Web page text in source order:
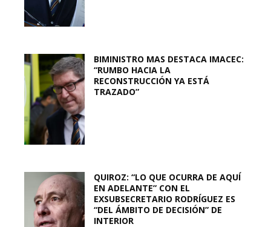
BIMINISTRO MAS DESTACA IMACEC:
“RUMBO HACIA LA
RECONSTRUCCIÓN YA ESTÁ
TRAZADO”
QUIROZ: “LO QUE OCURRA DE AQUÍ
EN ADELANTE” CON EL
EXSUBSECRETARIO RODRÍGUEZ ES
“DEL ÁMBITO DE DECISIÓN” DE
INTERIOR